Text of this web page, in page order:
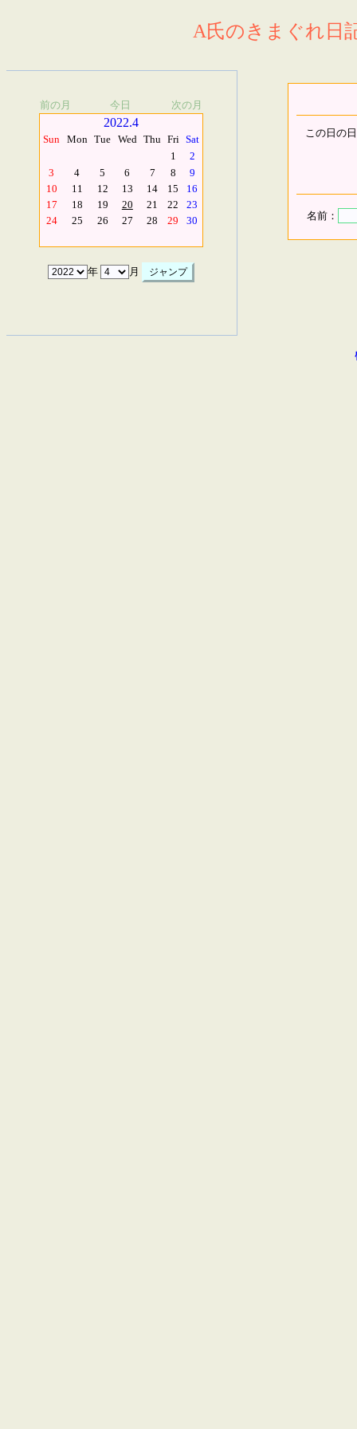
A氏のきまぐれ日
前の月 今日 次の月
2022.4
Sun Mon Tue Wed Thu Fri Sat
1
2
3
4 5 6 7 8
9
10
11 12 13 14 15
16
17
18 19 20 21 22
23
24
25 26 27 28 29 30
年 月
この日の
名前：